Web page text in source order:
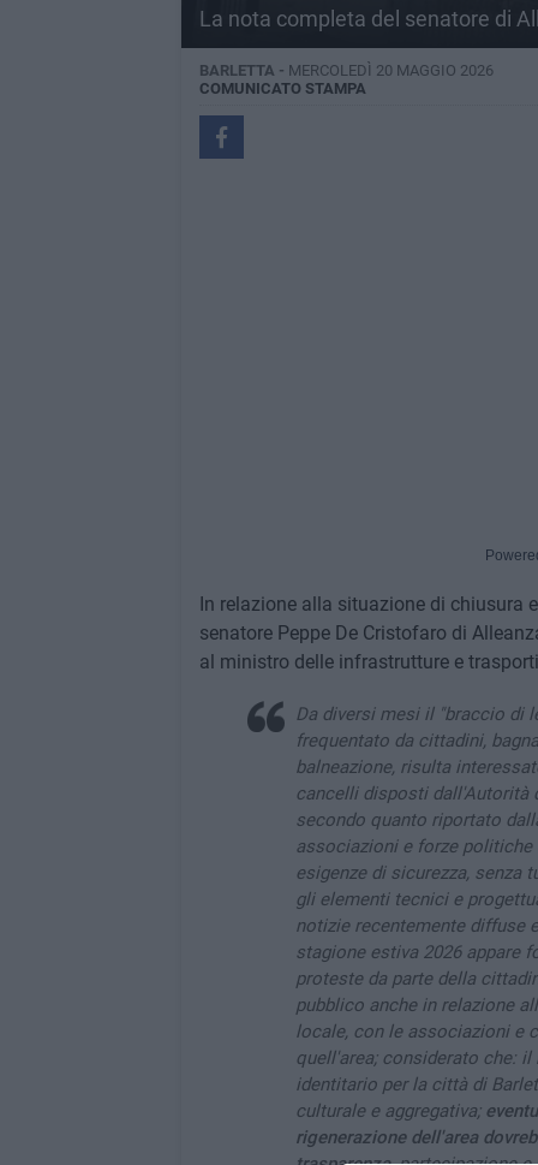
La nota completa del senatore di
BARLETTA - MERCOLEDÌ 20 MAGGIO 2026
COMUNICATO STAMPA
In relazione alla situazione di chiusura
senatore Peppe De Cristofaro di
al ministro delle infrastrutture e
Da diversi mesi il "braccio di
frequentato da cittadini,
balneazione, risulta
cancelli disposti dall'Autorità
secondo quanto riportato
associazioni e forze
esigenze di sicurezza, senza
gli elementi tecnici e
notizie recentemente diffuse
stagione estiva 2026 appare
proteste da parte della
pubblico anche in relazione
locale, con le associazioni e
quell'area; considerato che:
identitario per la città di
culturale e aggregativa;
rigenerazione dell'area